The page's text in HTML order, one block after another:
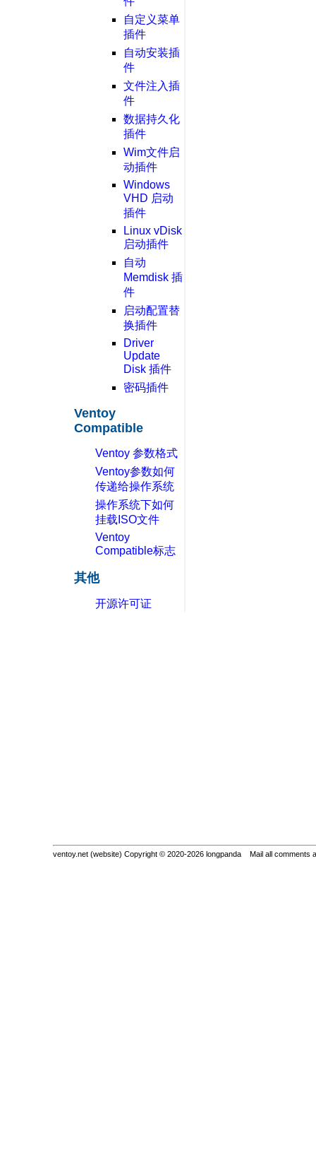
自定义菜单
插件
自动安装插
件
文件注入插
件
数据持久化
插件
Wim文件启
动插件
Windows
VHD 启动
插件
Linux vDisk
启动插件
自动
Memdisk 插
件
启动配置替
换插件
Driver
Update
Disk 插件
密码插件
Ventoy
Compatible
Ventoy 参数格式
Ventoy参数如何
传递给操作系统
操作系统下如何
挂载ISO文件
Ventoy
Compatible标志
其他
开源许可证
ventoy.net (website) Copyright © 2020-2026 longpanda Mail all comments